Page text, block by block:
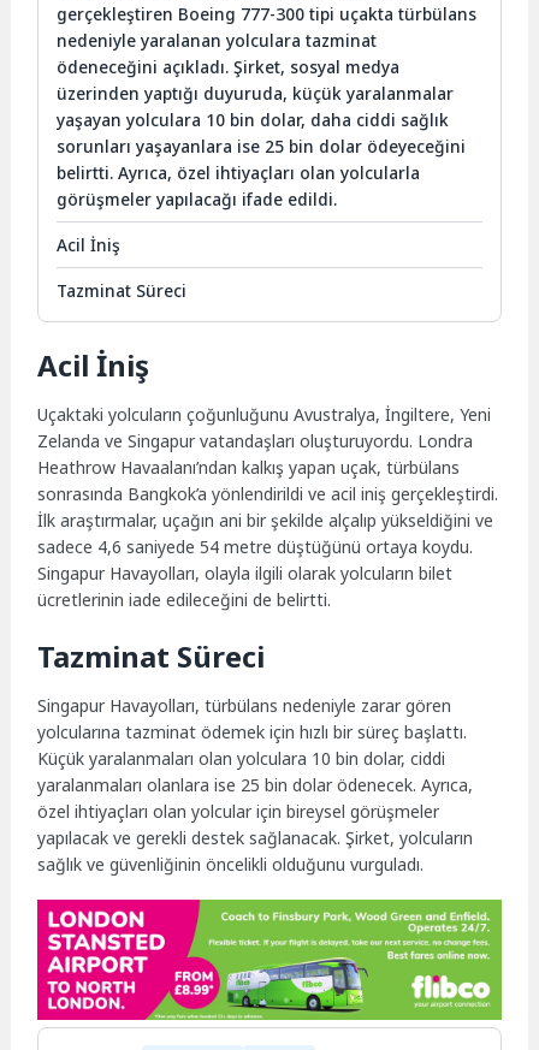
gerçekleştiren Boeing 777-300 tipi uçakta türbülans
nedeniyle yaralanan yolculara tazminat
ödeneceğini açıkladı. Şirket, sosyal medya
üzerinden yaptığı duyuruda, küçük yaralanmalar
yaşayan yolculara 10 bin dolar, daha ciddi sağlık
sorunları yaşayanlara ise 25 bin dolar ödeyeceğini
belirtti. Ayrıca, özel ihtiyaçları olan yolcularla
görüşmeler yapılacağı ifade edildi.
Acil İniş
Tazminat Süreci
Acil İniş
Uçaktaki yolcuların çoğunluğunu Avustralya, İngiltere, Yeni
Zelanda ve Singapur vatandaşları oluşturuyordu. Londra
Heathrow Havaalanı’ndan kalkış yapan uçak, türbülans
sonrasında Bangkok’a yönlendirildi ve acil iniş gerçekleştirdi.
İlk araştırmalar, uçağın ani bir şekilde alçalıp yükseldiğini ve
sadece 4,6 saniyede 54 metre düştüğünü ortaya koydu.
Singapur Havayolları, olayla ilgili olarak yolcuların bilet
ücretlerinin iade edileceğini de belirtti.
Tazminat Süreci
Singapur Havayolları, türbülans nedeniyle zarar gören
yolcularına tazminat ödemek için hızlı bir süreç başlattı.
Küçük yaralanmaları olan yolculara 10 bin dolar, ciddi
yaralanmaları olanlara ise 25 bin dolar ödenecek. Ayrıca,
özel ihtiyaçları olan yolcular için bireysel görüşmeler
yapılacak ve gerekli destek sağlanacak. Şirket, yolcuların
sağlık ve güvenliğinin öncelikli olduğunu vurguladı.